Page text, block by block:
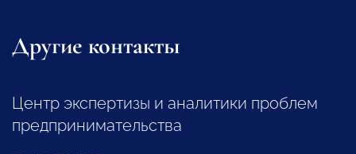
Другие контакты
Центр экспертизы и аналитики проблем
предпринимательства